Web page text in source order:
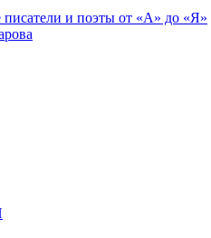
и поэты от «А» до «Я»